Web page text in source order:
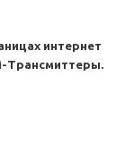
интернет
Трансмиттеры.